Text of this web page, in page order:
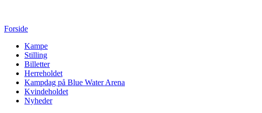
Forside
Kampe
Stilling
Billetter
Herreholdet
Kampdag på Blue Water Arena
Kvindeholdet
Nyheder